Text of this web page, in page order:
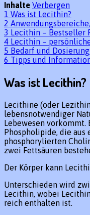
Inhalte Verbergen
1 Was ist Lecithin?
2
3 Lecithin – Bestseller
4 Lecithin –
5 Bedarf und
6 Tipps und
Was ist Lecithin?
Lecithine (oder
lebensnotwendiger
Lebewesen vorkommt.
Phospholipide, die aus
phosphorylierten
zwei Fettsäuren
Der Körper kann
Unterschieden wird
Lecithin, wobei
reich enthalten ist.